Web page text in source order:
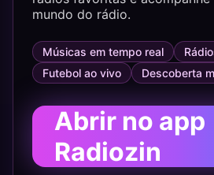
mundo do rádio.
Músicas em tempo real
Futebol ao vivo
Descoberta
Abrir no app
Radiozin